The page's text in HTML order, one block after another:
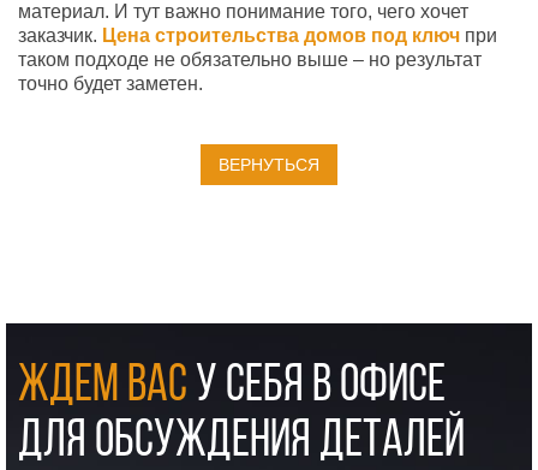
материал. И тут важно понимание того, чего хочет
заказчик. Цена строительства домов под ключ при
таком подходе не обязательно выше – но результат
точно будет заметен.
ВЕРНУТЬСЯ
ЖДЕМ ВАС У СЕБЯ В ОФИСЕ
ДЛЯ ОБСУЖДЕНИЯ ДЕТАЛЕЙ